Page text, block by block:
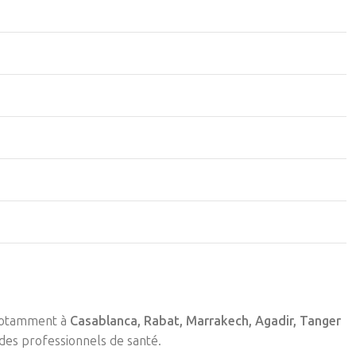
à Casablanca, Rabat, Marrakech, Agadir, Tanger
professionnels de santé.